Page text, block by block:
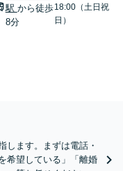
駅 から徒歩
8分
18:00（土日祝
日）
します。まずは電話・
希望している」「離婚